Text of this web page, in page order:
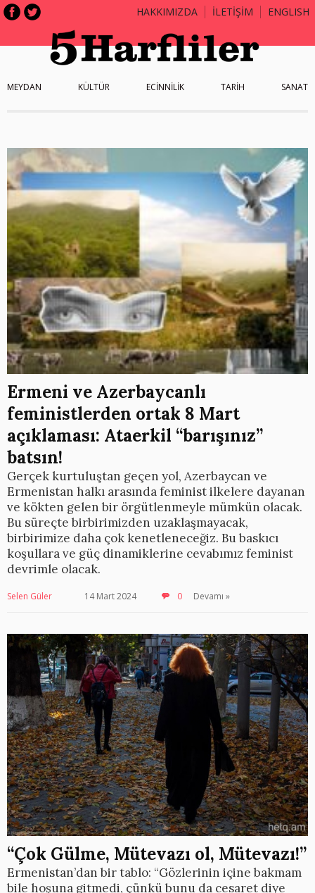
HAKKIMIZDA İLETİŞİM ENGLISH
MEYDAN KÜLTÜR ECİNNİLİK TARİH SANAT
Ermeni ve Azerbaycanlı
feministlerden ortak 8 Mart
açıklaması: Ataerkil “barışınız”
batsın!
Gerçek kurtuluştan geçen yol, Azerbaycan ve
Ermenistan halkı arasında feminist ilkelere dayanan
ve kökten gelen bir örgütlenmeyle mümkün olacak.
Bu süreçte birbirimizden uzaklaşmayacak,
birbirimize daha çok kenetleneceğiz. Bu baskıcı
koşullara ve güç dinamiklerine cevabımız feminist
devrimle olacak.
Selen Güler 14 Mart 2024 0 Devamı »
“Çok Gülme, Mütevazı ol, Mütevazı!”
Ermenistan’dan bir tablo: “Gözlerinin içine bakmam
bile hoşuna gitmedi, çünkü bunu da cesaret diye